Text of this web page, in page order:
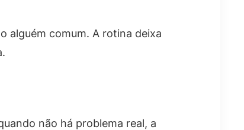
alguém comum. A rotina deixa
não há problema real, a